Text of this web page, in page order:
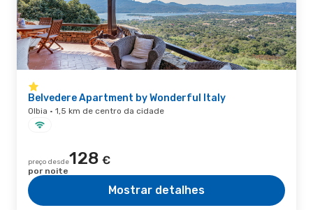
Belvedere Apartment by Wonderful Italy
Olbia · 1,5 km de centro da cidade
preço desde128 €
por noite
Mostrar detalhes